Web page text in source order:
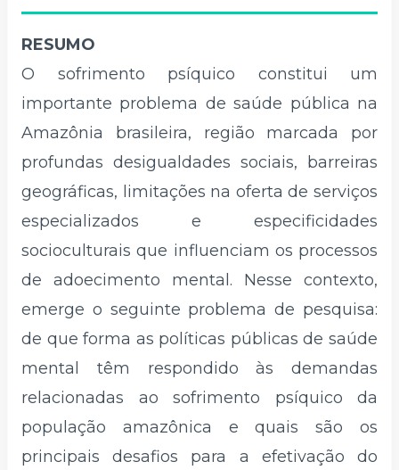
RESUMO
O sofrimento psíquico constitui um
importante problema de saúde pública na
Amazônia brasileira, região marcada por
profundas desigualdades sociais, barreiras
geográficas, limitações na oferta de serviços
especializados e especificidades
socioculturais que influenciam os processos
de adoecimento mental. Nesse contexto,
emerge o seguinte problema de pesquisa:
de que forma as políticas públicas de saúde
mental têm respondido às demandas
relacionadas ao sofrimento psíquico da
população amazônica e quais são os
principais desafios para a efetivação do